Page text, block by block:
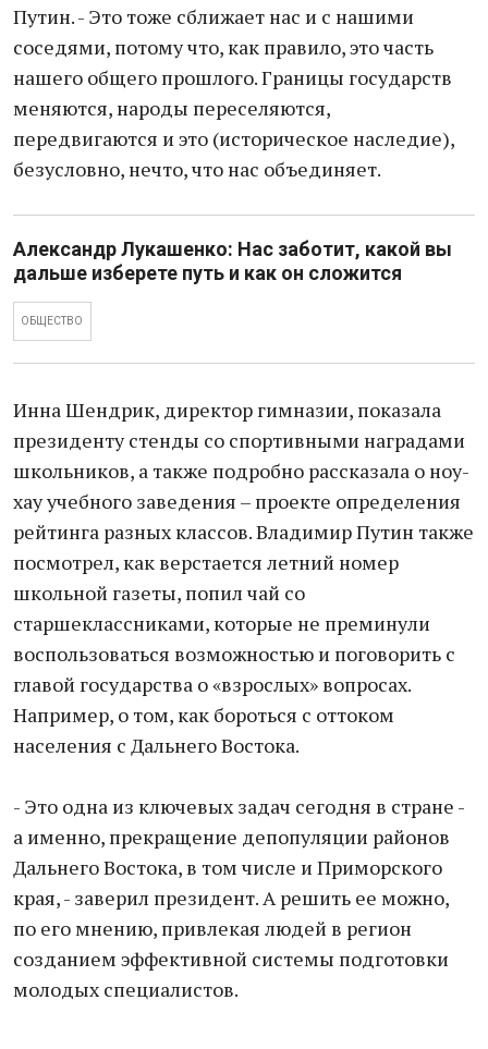
Путин. - Это тоже сближает нас и с нашими
соседями, потому что, как правило, это часть
нашего общего прошлого. Границы государств
меняются, народы переселяются,
передвигаются и это (историческое наследие),
безусловно, нечто, что нас объединяет.
Александр Лукашенко: Нас заботит, какой вы
дальше изберете путь и как он сложится
ОБЩЕСТВО
Инна Шендрик, директор гимназии, показала
президенту стенды со спортивными наградами
школьников, а также подробно рассказала о ноу-
хау учебного заведения – проекте определения
рейтинга разных классов. Владимир Путин также
посмотрел, как верстается летний номер
школьной газеты, попил чай со
старшеклассниками, которые не преминули
воспользоваться возможностью и поговорить с
главой государства о «взрослых» вопросах.
Например, о том, как бороться с оттоком
населения с Дальнего Востока.
- Это одна из ключевых задач сегодня в стране -
а именно, прекращение депопуляции районов
Дальнего Востока, в том числе и Приморского
края, - заверил президент. А решить ее можно,
по его мнению, привлекая людей в регион
созданием эффективной системы подготовки
молодых специалистов.